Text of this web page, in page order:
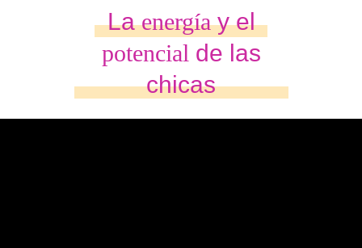
Laenergíay el
potencial de las
chicas